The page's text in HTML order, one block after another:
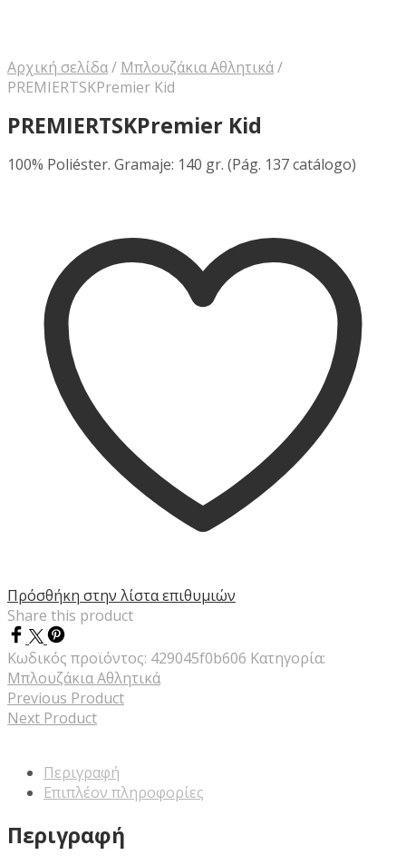
Αρχική σελίδα/ Μπλουζάκια Αθλητικά/
PREMIERTSKPremier Kid
PREMIERTSKPremier Kid
100% Poliéster. Gramaje: 140 gr. (Pág. 137 catálogo)
Πρόσθήκη στην λίστα επιθυμιών
Share this product
Κωδικός προϊόντος: 429045f0b606 Κατηγορία:
Μπλουζάκια Αθλητικά
Previous Product
Next Product
Περιγραφή
Επιπλέον πληροφορίες
Περιγραφή